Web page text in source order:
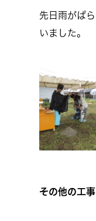
先日雨がぱ
いました。
その他の工事